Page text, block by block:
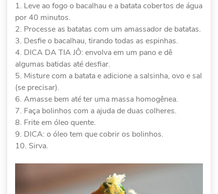
Leve ao fogo o bacalhau e a batata cobertos de água
por 40 minutos.
Processe as batatas com um amassador de batatas.
Desfie o bacalhau, tirando todas as espinhas.
DICA DA TIA JÔ: envolva em um pano e dê
algumas batidas até desfiar.
Misture com a batata e adicione a salsinha, ovo e sal
(se precisar).
Amasse bem até ter uma massa homogênea.
Faça bolinhos com a ajuda de duas colheres.
Frite em óleo quente.
DICA: o óleo tem que cobrir os bolinhos.
Sirva.